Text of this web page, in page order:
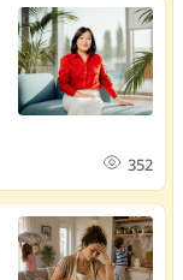
352